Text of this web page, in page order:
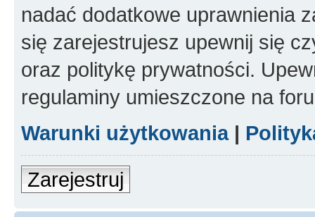
nadać dodatkowe uprawnienia
się zarejestrujesz upewnij się
oraz politykę prywatności.
regulaminy umieszczone na
Warunki użytkowania|
Zarejestruj